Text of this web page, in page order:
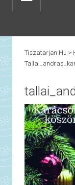
Tiszatarjan.hu >